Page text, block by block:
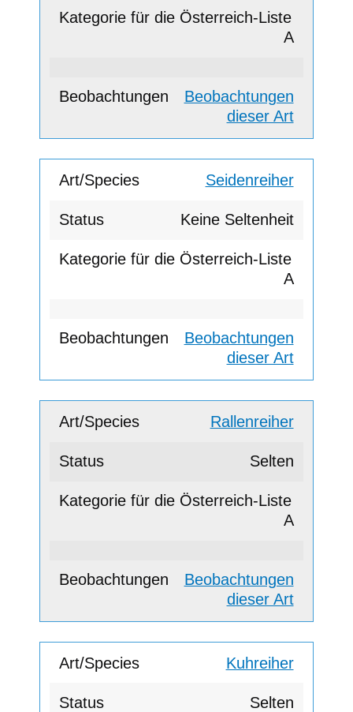
A
Beobachtungen
dieser Art
Seidenreiher
Keine Seltenheit
A
Beobachtungen
dieser Art
Rallenreiher
Selten
A
Beobachtungen
dieser Art
Kuhreiher
Selten